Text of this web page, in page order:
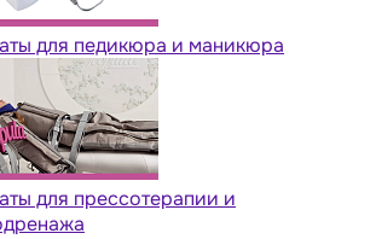
для педикюра и маникюра
для прессотерапии и